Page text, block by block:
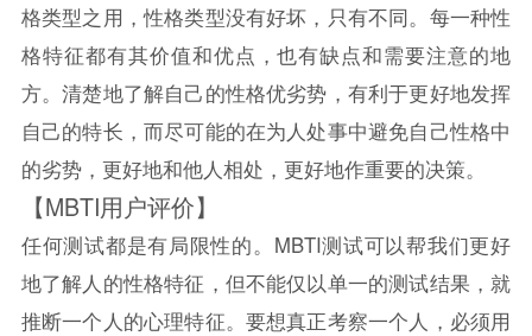
格类型之用，性格类型没有好坏，只有不同。每一种性
格特征都有其价值和优点，也有缺点和需要注意的地
方。清楚地了解自己的性格优劣势，有利于更好地发挥
自己的特长，而尽可能的在为人处事中避免自己性格中
的劣势，更好地和他人相处，更好地作重要的决策。
【MBTI用户评价】
任何测试都是有局限性的。MBTI测试可以帮我们更好
地了解人的性格特征，但不能仅以单一的测试结果，就
推断一个人的心理特征。要想真正考察一个人，必须用